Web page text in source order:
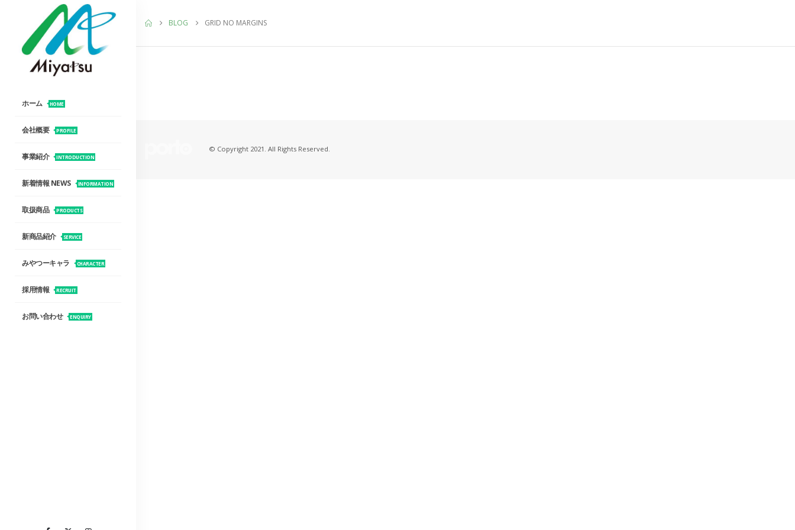
ホーム HOME
会社概要 PROFILE
事業紹介 INTRODUCTION
新着情報 NEWS INFORMATION
取扱商品 PRODUCTS
新商品紹介 SERVICE
みやつーキャラ CHARACTER
採用情報 RECRUIT
お問い合わせ ENQUIRY
BLOG GRID NO MARGINS
© Copyright 2021. All Rights Reserved.